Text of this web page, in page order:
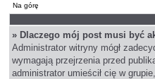
Na górę
» Dlaczego mój post musi być
Administrator witryny mógł
wymagają przejrzenia przed
administrator umieścił cię w